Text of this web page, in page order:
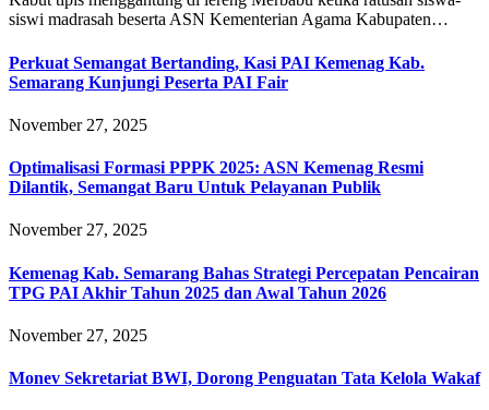
siswi madrasah beserta ASN Kementerian Agama Kabupaten…
Perkuat Semangat Bertanding, Kasi PAI Kemenag Kab.
Semarang Kunjungi Peserta PAI Fair
November 27, 2025
Optimalisasi Formasi PPPK 2025: ASN Kemenag Resmi
Dilantik, Semangat Baru Untuk Pelayanan Publik
November 27, 2025
Kemenag Kab. Semarang Bahas Strategi Percepatan Pencairan
TPG PAI Akhir Tahun 2025 dan Awal Tahun 2026
November 27, 2025
Monev Sekretariat BWI, Dorong Penguatan Tata Kelola Wakaf